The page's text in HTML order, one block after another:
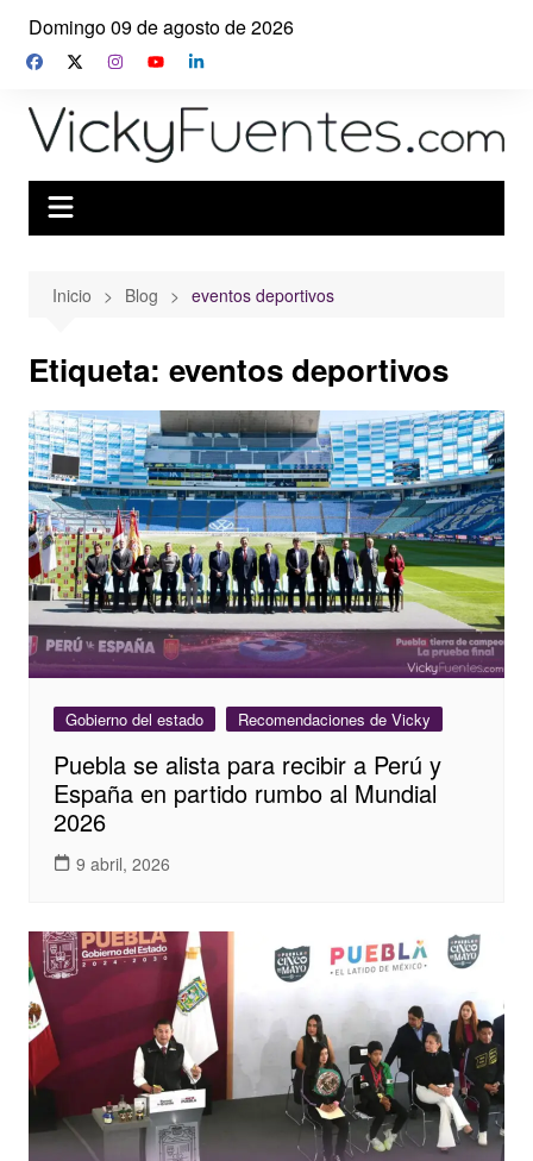
Saltar
contenido
Domingo 09 de agosto de 2026
Inicio Blog eventos deportivos
Etiqueta: eventos deportivos
Gobierno del estado Recomendaciones de Vicky
Puebla se alista para recibir a Perú y
España en partido rumbo al Mundial
2026
9 abril, 2026